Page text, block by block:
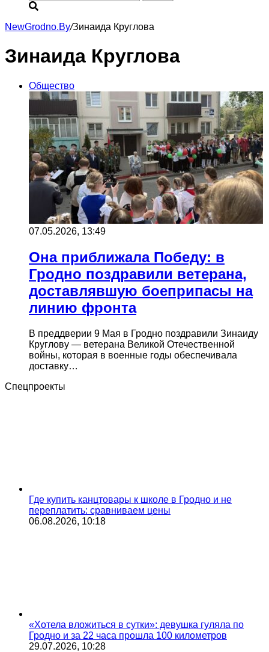
NewGrodno.By/Зинаида Круглова
Зинаида Круглова
Общество
07.05.2026, 13:49
Она приближала Победу: в
Гродно поздравили ветерана,
доставлявшую боеприпасы на
линию фронта
В преддверии 9 Мая в Гродно поздравили Зинаиду
Круглову — ветерана Великой Отечественной
войны, которая в военные годы обеспечивала
доставку…
Спецпроекты
Где купить канцтовары к школе в Гродно и не
переплатить: сравниваем цены
06.08.2026, 10:18
«Хотела вложиться в сутки»: девушка гуляла по
Гродно и за 22 часа прошла 100 километров
29.07.2026, 10:28